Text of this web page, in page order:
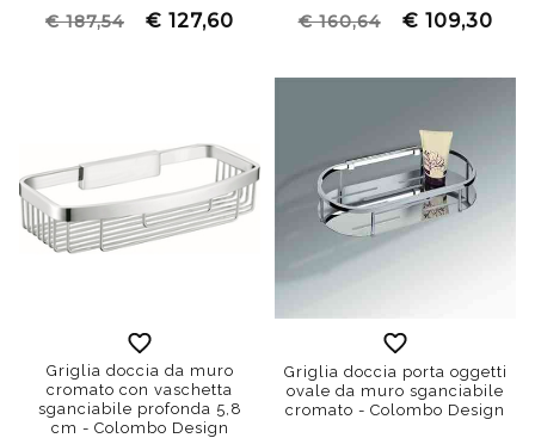
€ 187,54 € 127,60 € 160,64 € 109,30
Griglia doccia da muro
cromato con vaschetta
sganciabile profonda 5,8
cm - Colombo Design
Griglia doccia porta oggetti
ovale da muro sganciabile
cromato - Colombo Design